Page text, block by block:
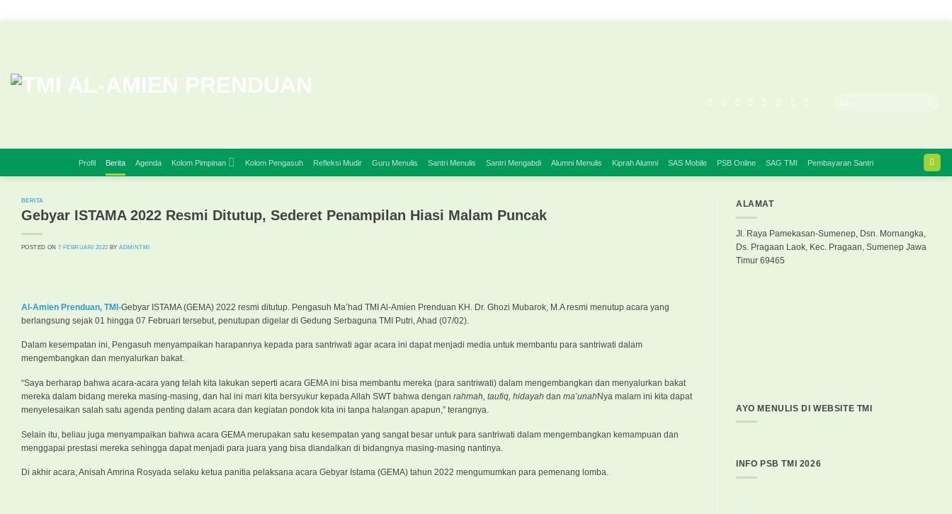
Profil Berita Agenda Kolom Pimpinan Kolom Pengasuh Refleksi Mudir Guru Menulis Santri Menulis Santri Mengabdi Alumni Menulis Kiprah Alumni SAS Mobile PSB Online SAG TMI Pembayaran Santri
BERITA
Gebyar ISTAMA 2022 Resmi Ditutup, Sederet Penampilan Hiasi Malam Puncak
POSTED ON7 FEBRUARI 2022 BYADMINTMI
Al-Amien Prenduan, TMI-Gebyar ISTAMA (GEMA) 2022 resmi ditutup. Pengasuh Ma’had TMI Al-Amien Prenduan KH. Dr. Ghozi Mubarok, M.A resmi menutup acara yang
berlangsung sejak 01 hingga 07 Februari tersebut, penutupan digelar di Gedung Serbaguna TMI Putri, Ahad (07/02).
Dalam kesempatan ini, Pengasuh menyampaikan harapannya kepada para santriwati agar acara ini dapat menjadi media untuk membantu para santriwati dalam
mengembangkan dan menyalurkan bakat.
“Saya berharap bahwa acara-acara yang telah kita lakukan seperti acara GEMA ini bisa membantu mereka (para santriwati) dalam mengembangkan dan menyalurkan bakat
mereka dalam bidang mereka masing-masing, dan hal ini mari kita bersyukur kepada Allah SWT bahwa dengan rahmah, taufiq, hidayah dan ma’unah Nya malam ini kita dapat
menyelesaikan salah satu agenda penting dalam acara dan kegiatan pondok kita ini tanpa halangan apapun,” terangnya.
Selain itu, beliau juga menyampaikan bahwa acara GEMA merupakan satu kesempatan yang sangat besar untuk para santriwati dalam mengembangkan kemampuan dan
menggapai prestasi mereka sehingga dapat menjadi para juara yang bisa diandalkan di bidangnya masing-masing nantinya.
Di akhir acara, Anisah Amrina Rosyada selaku ketua panitia pelaksana acara Gebyar Istama (GEMA) tahun 2022 mengumumkan para pemenang lomba.
ALAMAT
Jl. Raya Pamekasan-Sumenep, Dsn. Mornangka,
Ds. Pragaan Laok, Kec. Pragaan, Sumenep Jawa
Timur 69465
AYO MENULIS DI WEBSITE TMI
INFO PSB TMI 2026